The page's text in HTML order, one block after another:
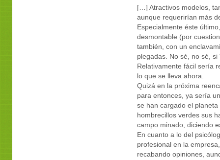
[…] Atractivos modelos,
aunque requerirían más
Especialmente éste
desmontable (por
también, con un
plegadas. No sé, no sé,
Relativamente fácil sería
lo que se lleva ahora.
Quizá en la próxima
para entonces, ya sería
se han cargado el
hombrecillos verdes sus
campo minado, diciendo
En cuanto a lo del
profesional en la
recabando opiniones,